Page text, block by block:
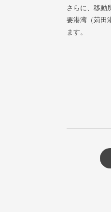
さらに、移動
要港湾（苅田
ます。